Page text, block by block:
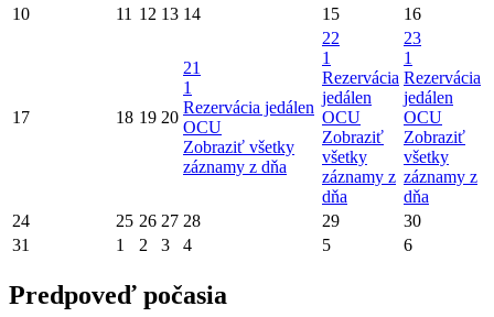
10
11 12 13 14 15 16
17 18 19 20
21
1
Rezervácia jedálen
OCU
Zobraziť všetky
záznamy z dňa
22
1
Rezervácia
jedálen
OCU
Zobraziť
všetky
záznamy z
dňa
23
1
Rezervácia
jedálen
OCU
Zobraziť
všetky
záznamy z
dňa
24
25 26 27 28 29
30
31
1 2 3 4 5 6
Predpoveď počasia